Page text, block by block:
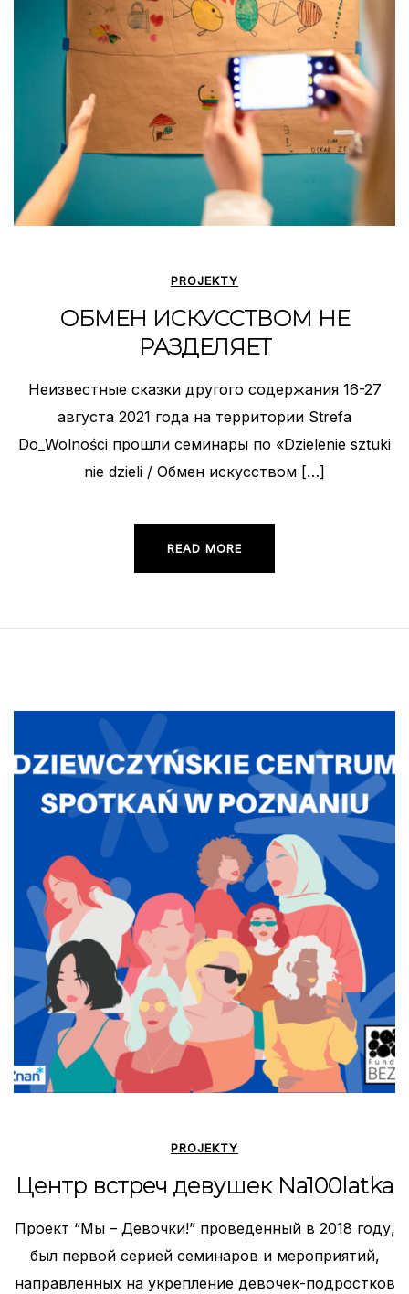
PROJEKTY
ОБМЕН ИСКУССТВОМ НЕ
РАЗДЕЛЯЕТ
Неизвестные сказки другого содержания 16-27
августа 2021 года на территории Strefa
Do_Wolności прошли семинары по «Dzielenie sztuki
nie dzieli / Обмен искусством […]
READ MORE
PROJEKTY
Центр встреч девушек Na100latka
Проект “Мы – Девочки!” проведенный в 2018 году,
был первой серией семинаров и мероприятий,
направленных на укрепление девочек-подростков